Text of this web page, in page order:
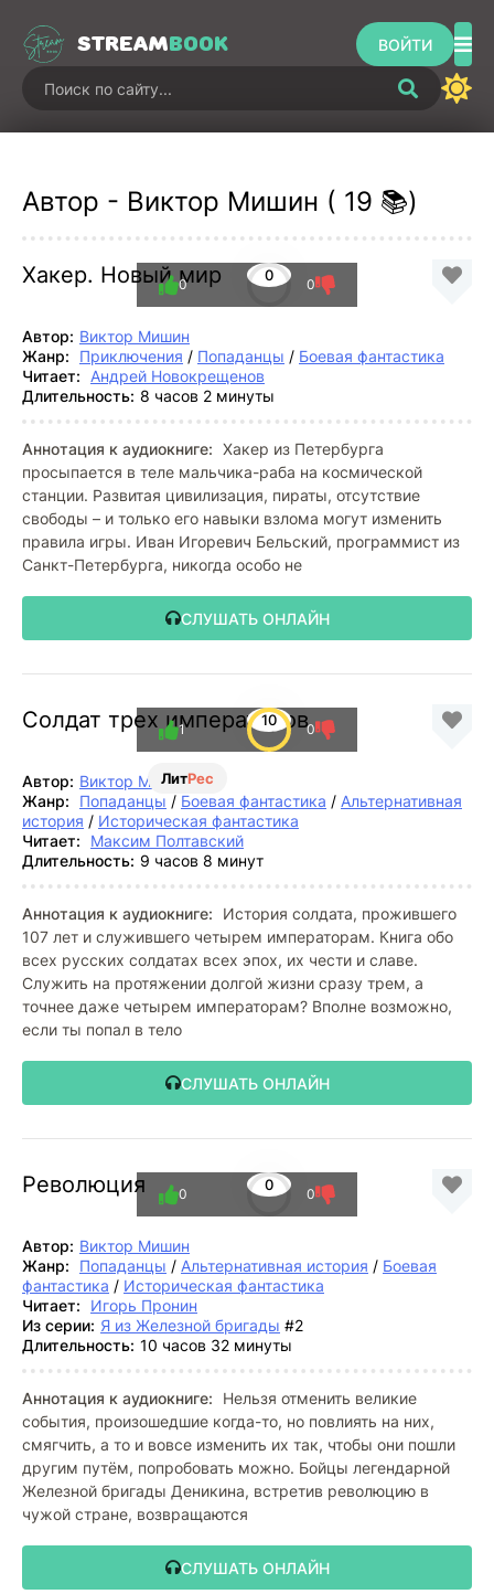
STREAMBOOK ВОЙТИ
Автор - Виктор Мишин ( 19 📚)
Хакер. Новый мир 0
0 0
Автор: Виктор Мишин
Жанр:
Приключения / Попаданцы / Боевая фантастика
Читает:
Андрей Новокрещенов
Длительность: 8 часов 2 минуты
Аннотация к аудиокниге: Хакер из Петербурга
просыпается в теле мальчика-раба на космической
станции. Развитая цивилизация, пираты, отсутствие
свободы – и только его навыки взлома могут изменить
правила игры. Иван Игоревич Бельский, программист из
Санкт-Петербурга, никогда особо не
СЛУШАТЬ ОНЛАЙН
Солдат трех императоров
ЛитРес
10
1 0
Автор: Виктор Мишин
Жанр:
Попаданцы / Боевая фантастика / Альтернативная
история / Историческая фантастика
Читает:
Максим Полтавский
Длительность: 9 часов 8 минут
Аннотация к аудиокниге:
История солдата, прожившего
107 лет и служившего четырем императорам. Книга обо
всех русских солдатах всех эпох, их чести и славе.
Служить на протяжении долгой жизни сразу трем, а
точнее даже четырем императорам? Вполне возможно,
если ты попал в тело
СЛУШАТЬ ОНЛАЙН
Революция 0
0 0
Автор: Виктор Мишин
Жанр:
Попаданцы / Альтернативная история / Боевая
фантастика / Историческая фантастика
Читает:
Игорь Пронин
Из серии: Я из Железной бригады #2
Длительность: 10 часов 32 минуты
Аннотация к аудиокниге:
Нельзя отменить великие
события, произошедшие когда-то, но повлиять на них,
смягчить, а то и вовсе изменить их так, чтобы они пошли
другим путём, попробовать можно. Бойцы легендарной
Железной бригады Деникина, встретив революцию в
чужой стране, возвращаются
СЛУШАТЬ ОНЛАЙН